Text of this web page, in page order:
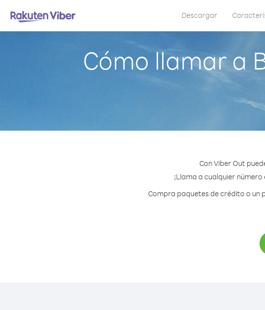
Descargar
Cómo llamar a
Con Viber Out
¡Llama a cualquier
Compra paquetes de crédito o un